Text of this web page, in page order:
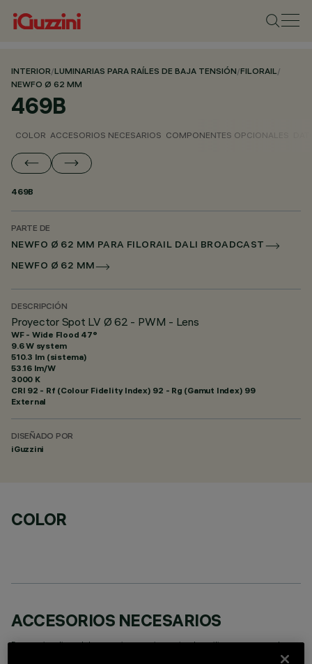
INTERIOR/LUMINARIAS PARA RAÍLES DE BAJA TENSIÓN/FILORAIL/
NEWFO Ø 62 MM
469B
COLOR ACCESORIOS NECESARIOS COMPONENTES OPCIONALES
469B
PARTE DE
NEWFO Ø 62 MM PARA FILORAIL DALI BROADCAST
NEWFO Ø 62 MM
DESCRIPCIÓN
Proyector Spot LV Ø 62 - PWM - Lens
WF - Wide Flood 47°
9.6 W system
510.3 lm (sistema)
53.16 lm/W
3000 K
CRI 92 - Rf (Colour Fidelity Index) 92 - Rg (Gamut Index) 99
External
DISEÑADO POR
iGuzzini
COLOR
ACCESORIOS NECESARIOS
Es necesario pedir uno de los accesorios necesarios para instalar y utilizar correctamente el